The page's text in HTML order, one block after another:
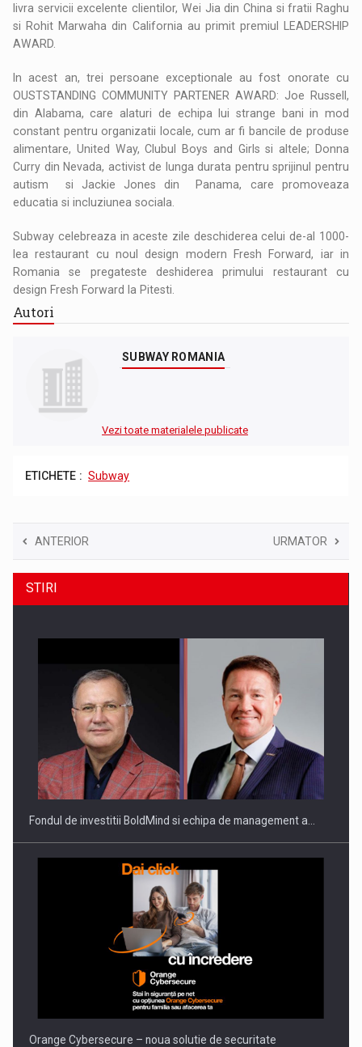
livra servicii excelente clientilor, Wei Jia din China si fratii Raghu
si Rohit Marwaha din California au primit premiul LEADERSHIP
AWARD.
In acest an, trei persoane exceptionale au fost onorate cu
OUSTSTANDING COMMUNITY PARTENER AWARD: Joe Russell,
din Alabama, care alaturi de echipa lui strange bani in mod
constant pentru organizatii locale, cum ar fi bancile de produse
alimentare, United Way, Clubul Boys and Girls si altele; Donna
Curry din Nevada, activist de lunga durata pentru sprijinul pentru
autism si Jackie Jones din Panama, care promoveaza
educatia si incluziunea sociala.
Subway celebreaza in aceste zile deschiderea celui de-al 1000-
lea restaurant cu noul design modern Fresh Forward, iar in
Romania se pregateste deshiderea primului restaurant cu
design Fresh Forward la Pitesti.
Autori
SUBWAY ROMANIA
Vezi toate materialele publicate
ETICHETE : Subway
ANTERIOR URMATOR
STIRI
Fondul de investitii BoldMind si echipa de management a…
Orange Cybersecure – noua solutie de securitate